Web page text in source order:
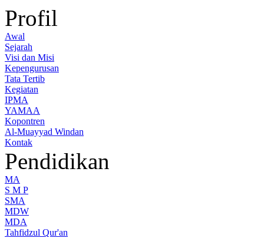
Profil
Awal
Sejarah
Visi dan Misi
Kepengurusan
Tata Tertib
Kegiatan
IPMA
YAMAA
Kopontren
Al-Muayyad Windan
Kontak
Pendidikan
MA
S M P
SMA
MDW
MDA
Tahfidzul Qur'an